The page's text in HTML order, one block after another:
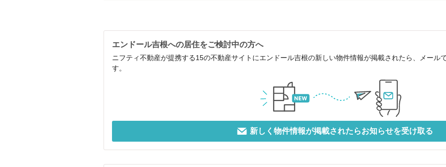
エンドール吉根への居住をご検討中の方へ
ニフティ不動産が提携する15の不動産サイトにエンドール吉根の新しい物件情報が掲載されたら、メール
す。
新しく物件情報が掲載されたらお知らせを受け取る